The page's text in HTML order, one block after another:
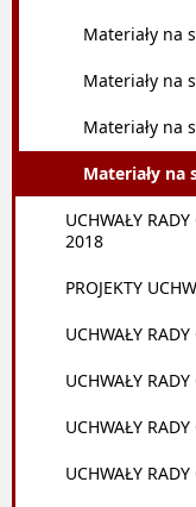
Materiały na
Materiały na
Materiały na
Materiały na
UCHWAŁY
2018
PROJEKTY
UCHWAŁY
UCHWAŁY
UCHWAŁY
UCHWAŁY